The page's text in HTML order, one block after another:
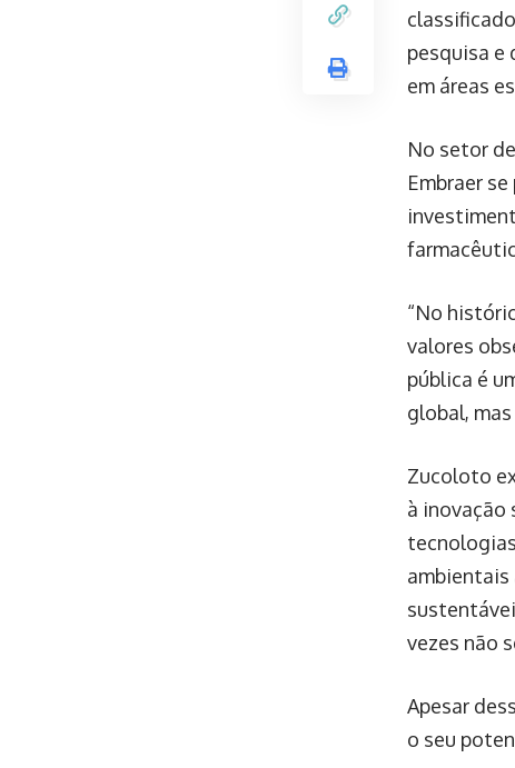
pesquisa e
em áreas
No setor
Embraer
“No
valores
pública é
global,
Zucoloto
à inovação
ambientais
vezes não
Apesar
o seu